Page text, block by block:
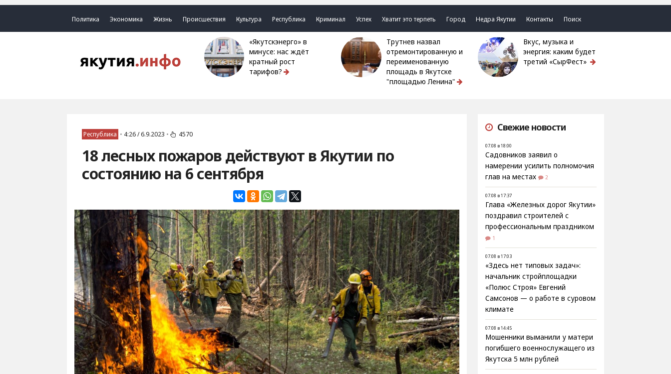
Политика Экономика Жизнь Происшествия Культура Республика Криминал Успех Хватит это терпеть Город Недра Якутии Контакты Поиск
«Якутскэнерго» в
минусе: нас ждёт
кратный рост
тарифов?
Трутнев назвал
отремонтированную и
переименованную
площадь в Якутске
"площадью Ленина"
Вкус, музыка и
энергия: каким будет
третий «СырФест»
Республика • 4:26 / 6.9.2023 • 4570
18 лесных пожаров действуют в Якутии по
состоянию на 6 сентября
Свежие новости
07.08 в 18:00
Садовников заявил о
намерении усилить полномочия
глав на местах
2
07.08 в 17:37
Глава «Железных дорог Якутии»
поздравил строителей с
профессиональным праздником
1
07.08 в 17:03
«Здесь нет типовых задач»:
начальник стройплощадки
«Полюс Строя» Евгений
Самсонов — о работе в суровом
климате
07.08 в 14:45
Мошенники выманили у матери
погибшего военнослужащего из
Якутска 5 млн рублей